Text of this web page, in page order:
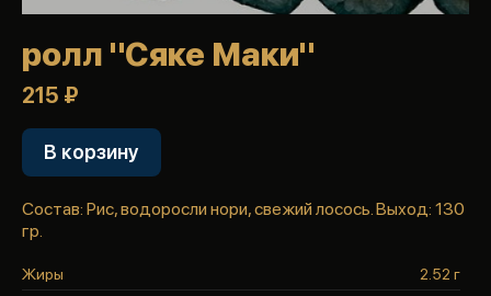
ролл "Сяке Маки"
215 ₽
В корзину
Состав: Рис, водоросли нори, свежий лосось. Выход: 130
гр.
Жиры
2.52 г